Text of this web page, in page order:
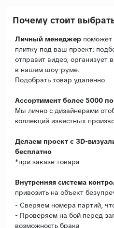
Почему стоит
Личный менеджер
плитку под ваш проект:
отправит видео, организует
в нашем шоу-руме.
Подобрать товар удаленно
Ассортимент более 5000
Мы лично с дизайнерами
коллекций известных
Делаем проект с 3D-
бесплатно
*при заказе товара
Внутренняя система
привозить на объект
- Сверяем номера партий,
- Проверяем на бой перед
возможность брака